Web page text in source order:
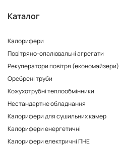
Каталог
Калорифери
Повітряно-опалювальні агрегати
Рекуператори повітря (економайзери)
Оребрені труби
Кожухотрубні теплообмінники
Нестандартне обладнання
Калорифери для сушильних камер
Калорифери енергетичні
Калорифери електричні ПНЕ